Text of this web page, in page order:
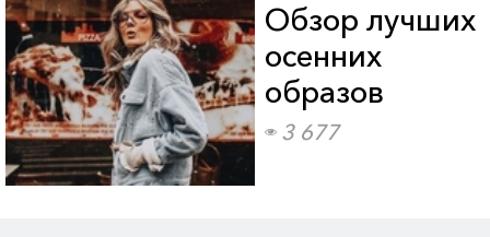
Обзор лучших
осенних
образов
3 677